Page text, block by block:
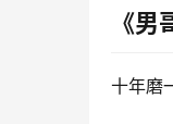
《男
十年磨